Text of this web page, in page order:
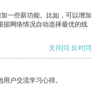
一些新功能。比如，可以增加
据网络情况自动选择最优的线
支持[0] 反对[0]
户交流学习心得。